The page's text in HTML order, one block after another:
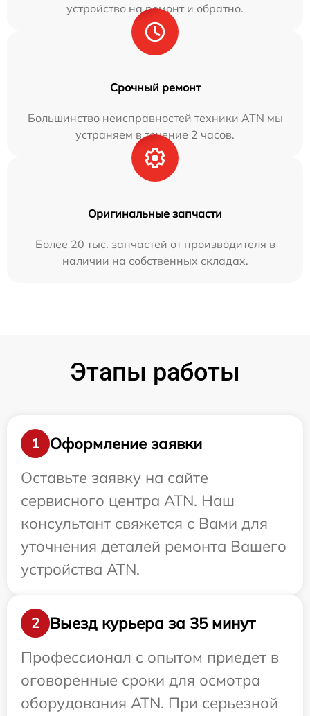
устройство на ремонт и обратно.
Срочный ремонт
Большинство неисправностей техники ATN мы
устраняем в течение 2 часов.
Оригинальные запчасти
Более 20 тыс. запчастей от производителя в
наличии на собственных складах.
Этапы работы
1
Оформление заявки
Оставьте заявку на сайте
сервисного центра ATN. Наш
консультант свяжется с Вами для
уточнения деталей ремонта Вашего
устройства ATN.
2
Выезд курьера за 35 минут
Профессионал с опытом приедет в
оговоренные сроки для осмотра
оборудования ATN. При серьезной